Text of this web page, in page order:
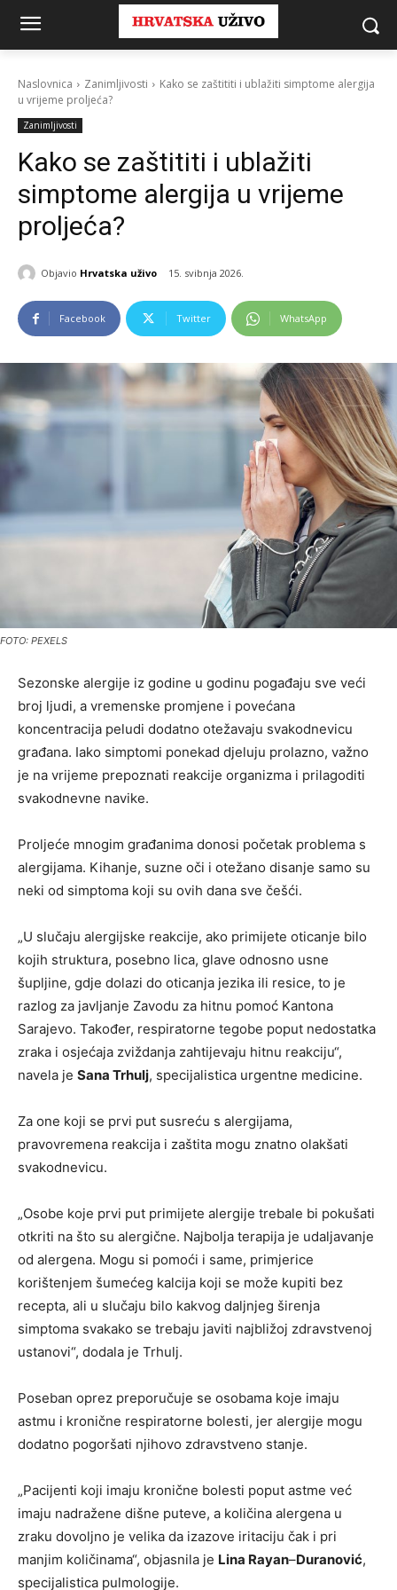
Naslovnica Zanimljivosti
Kako se zaštititi i ublažiti simptome alergija
u vrijeme proljeća?
Zanimljivosti
Kako se zaštititi i ublažiti
simptome alergija u vrijeme
proljeća?
Objavio Hrvatska uživo 15. svibnja 2026.
Facebook Twitter WhatsApp
FOTO: PEXELS
Sezonske alergije iz godine u godinu pogađaju sve veći
broj ljudi, a vremenske promjene i povećana
koncentracija peludi dodatno otežavaju svakodnevicu
građana. Iako simptomi ponekad djeluju prolazno, važno
je na vrijeme prepoznati reakcije organizma i prilagoditi
svakodnevne navike.
Proljeće mnogim građanima donosi početak problema s
alergijama. Kihanje, suzne oči i otežano disanje samo su
neki od simptoma koji su ovih dana sve češći.
„U slučaju alergijske reakcije, ako primijete oticanje bilo
kojih struktura, posebno lica, glave odnosno usne
šupljine, gdje dolazi do oticanja jezika ili resice, to je
razlog za javljanje Zavodu za hitnu pomoć Kantona
Sarajevo. Također, respiratorne tegobe poput nedostatka
zraka i osjećaja zviždanja zahtijevaju hitnu reakciju“,
navela je Sana Trhulj, specijalistica urgentne medicine.
Za one koji se prvi put susreću s alergijama,
pravovremena reakcija i zaštita mogu znatno olakšati
svakodnevicu.
„Osobe koje prvi put primijete alergije trebale bi pokušati
otkriti na što su alergične. Najbolja terapija je udaljavanje
od alergena. Mogu si pomoći i same, primjerice
korištenjem šumećeg kalcija koji se može kupiti bez
recepta, ali u slučaju bilo kakvog daljnjeg širenja
simptoma svakako se trebaju javiti najbližoj zdravstvenoj
ustanovi“, dodala je Trhulj.
Poseban oprez preporučuje se osobama koje imaju
astmu i kronične respiratorne bolesti, jer alergije mogu
dodatno pogoršati njihovo zdravstveno stanje.
„Pacijenti koji imaju kronične bolesti poput astme već
imaju nadražene dišne puteve, a količina alergena u
zraku dovoljno je velika da izazove iritaciju čak i pri
manjim količinama“, objasnila je Lina Rayan–Duranović,
specijalistica pulmologije.